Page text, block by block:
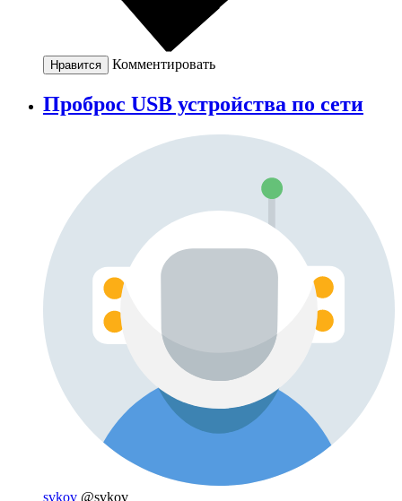
Нравится Комментировать
Проброс USB устройства по сети
svkov @svkov